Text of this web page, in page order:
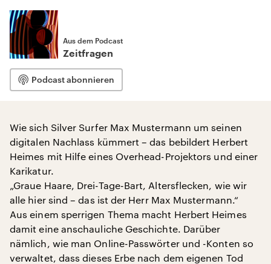
Aus dem Podcast
Zeitfragen
Podcast abonnieren
Wie sich Silver Surfer Max Mustermann um seinen
digitalen Nachlass kümmert – das bebildert Herbert
Heimes mit Hilfe eines Overhead-Projektors und einer
Karikatur.
„Graue Haare, Drei-Tage-Bart, Altersflecken, wie wir
alle hier sind – das ist der Herr Max Mustermann.“
Aus einem sperrigen Thema macht Herbert Heimes
damit eine anschauliche Geschichte. Darüber
nämlich, wie man Online-Passwörter und -Konten so
verwaltet, dass dieses Erbe nach dem eigenen Tod